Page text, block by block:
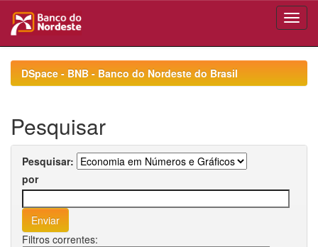
navigationDSpace - BNB - Banco do Nordeste do Brasil
Pesquisar
Pesquisar:
por
Filtros correntes: